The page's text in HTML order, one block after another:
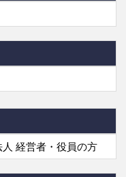
経営者・役員の方